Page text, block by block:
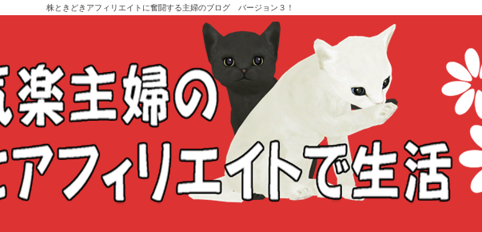
株ときどきアフィリエイトに奮闘する主婦のブログ バージョン３！